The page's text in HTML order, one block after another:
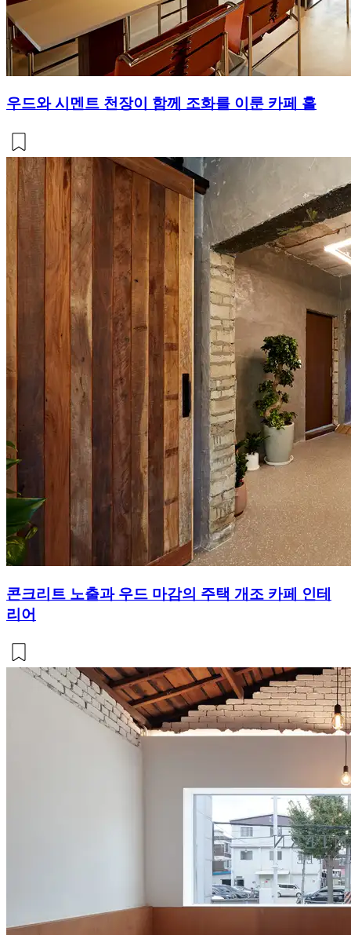
우드와 시멘트 천장이 함께 조화를 이룬 카페 홀
콘크리트 노출과 우드 마감의 주택 개조 카페 인테
리어